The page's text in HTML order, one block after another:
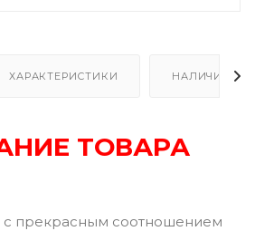
ХАРАКТЕРИСТИКИ НАЛИЧИЕ
ТОВАРА
прекрасным соотношением